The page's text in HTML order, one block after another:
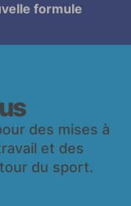
formule
des mises à
et des
du sport.